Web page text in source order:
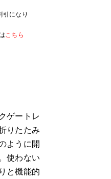
引になり
こちら
ゲートレ
りたたみ
ように開
使わない
と機能的